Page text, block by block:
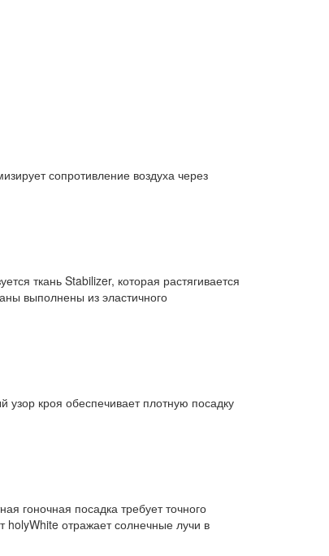
сопротивление воздуха через
ткань Stabilizer, которая растягивается
выполнены из эластичного
узор кроя обеспечивает плотную посадку
гоночная посадка требует точного
отражает солнечные лучи в